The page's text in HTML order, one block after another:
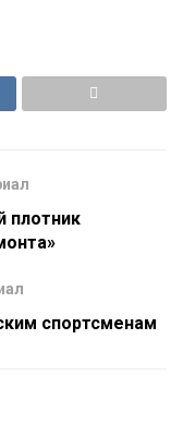
плотник
спортсменам